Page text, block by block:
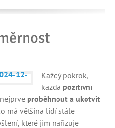
Každý pokrok,
každá pozitivní
proběhnout a ukotvit
má většina lidí stále
které jim nařizuje